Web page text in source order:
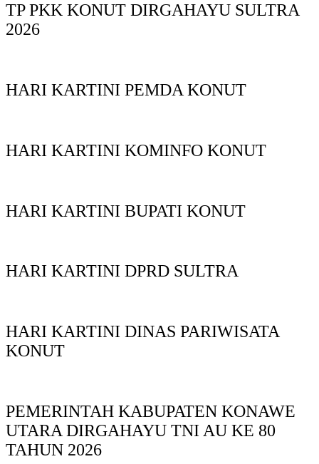
TP PKK KONUT DIRGAHAYU SULTRA
2026
HARI KARTINI PEMDA KONUT
HARI KARTINI KOMINFO KONUT
HARI KARTINI BUPATI KONUT
HARI KARTINI DPRD SULTRA
HARI KARTINI DINAS PARIWISATA
KONUT
PEMERINTAH KABUPATEN KONAWE
UTARA DIRGAHAYU TNI AU KE 80
TAHUN 2026